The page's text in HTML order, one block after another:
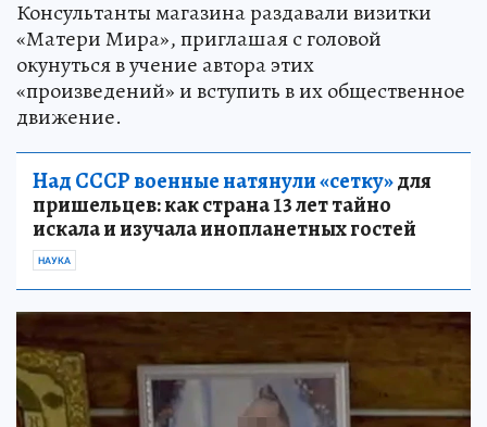
Консультанты магазина раздавали визитки
«Матери Мира», приглашая с головой
окунуться в учение автора этих
«произведений» и вступить в их общественное
движение.
Над СССР военные натянули «сетку»для
пришельцев: как страна 13 лет тайно
искала и изучала инопланетных гостей
НАУКА